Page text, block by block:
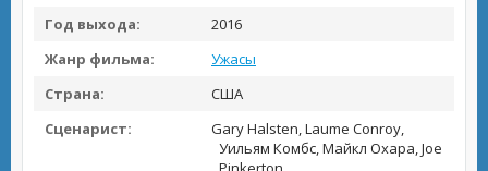
Год выхода:
2016
Жанр фильма:
Ужасы
Страна:
США
Сценарист:
Gary Halsten, Laume Conroy,
Уильям Комбс, Майкл Охара, Joe